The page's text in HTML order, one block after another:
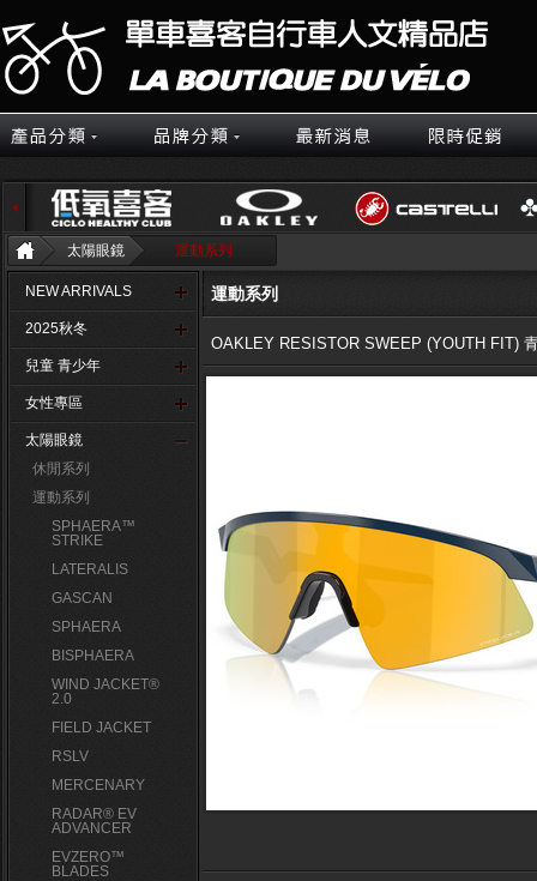
太陽眼鏡 運動系列
NEW ARRIVALS
2025秋冬
兒童 青少年
女性專區
太陽眼鏡
休閒系列
運動系列
SPHAERA™
STRIKE
LATERALIS
GASCAN
SPHAERA
BISPHAERA
WIND JACKET®
2.0
FIELD JACKET
RSLV
MERCENARY
RADAR® EV
ADVANCER
EVZERO™
BLADES
運動系列
OAKLEY RESISTOR SWEEP (YOUTH FIT)